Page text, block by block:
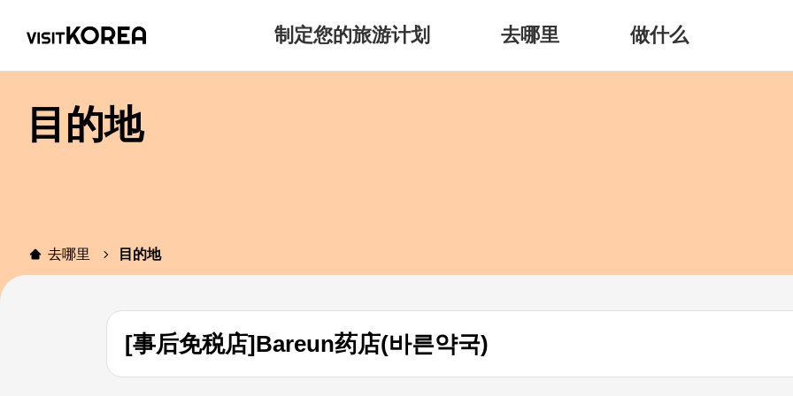
制定您的旅游计划 去哪里 做什么
目的地
去哪里 目的地
[事后免税店]Bareun药店(바른약국)